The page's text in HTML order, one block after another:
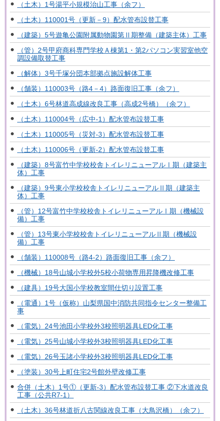
（土木）1号湯平小規模治山工事（余フ）
（土木）110001号（更新－9）配水管布設替工事
（建築）5号遊亀公園附属動物園第Ⅱ期整備（建築主体）工事
（管）2号甲府商科専門学校Ａ棟第1・第2パソコン実習室他空
調設備取替工事
（解体）3号千塚分団本部拠点施設解体工事
（舗装）110003号（路4－4）路面復旧工事（余フ）
（土木）6号林道高成線改良工事（高成2号橋）（余フ）
（土木）110004号（広中-1）配水管布設替工事
（土木）110005号（災対-3）配水管布設替工事
（土木）110006号（更新-2）配水管布設替工事
（建築）8号富竹中学校校舎トイレリニューアルⅠ期（建築主
体）工事
（建築）9号東小学校校舎トイレリニューアルⅡ期（建築主
体）工事
（管）12号富竹中学校校舎トイレリニューアルⅠ期（機械設
備）工事
（管）13号東小学校校舎トイレリニューアルⅡ期（機械設
備）工事
（舗装）110008号（路4-2）路面復旧工事（余フ）
（機械）18号山城小学校外5校小荷物専用昇降機改修工事
（建具）19号大国小学校教室間仕切り設置工事
（電通）1号（仮称）山梨県国中消防共同指令センター整備工
事
（電気）24号池田小学校外3校照明器具LED化工事
（電気）25号山城小学校外3校照明器具LED化工事
（電気）26号玉諸小学校外3校照明器具LED化工事
（塗装）30号上町住宅2号館外壁改修工事
合併（土木）1号①（更新-3）配水管布設替工事 ②下水道改良
工事（公共R7-1）
（土木）36号林道折八古関線改良工事（大鳥沢橋）（余フ）